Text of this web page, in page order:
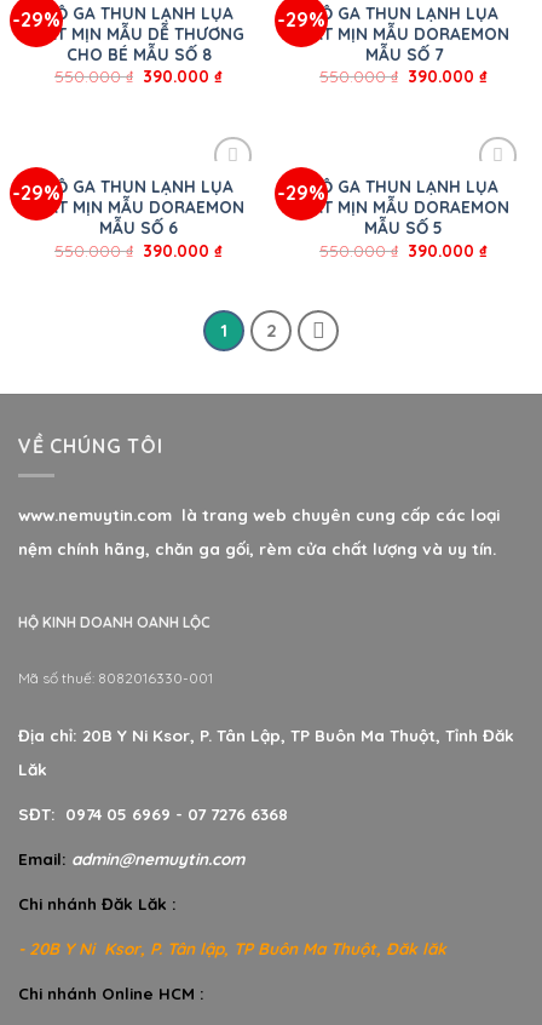
-29%BỘ GA THUN LẠNH LỤA
MÁT MỊN MẪU DỄ THƯƠNG
CHO BÉ MẪU SỐ 8
550.000₫ 390.000₫
-29%BỘ GA THUN LẠNH LỤA
MÁT MỊN MẪU DORAEMON
MẪU SỐ 7
550.000₫ 390.000₫
-29%BỘ GA THUN LẠNH LỤA
MÁT MỊN MẪU DORAEMON
MẪU SỐ 6
550.000₫ 390.000₫
-29%BỘ GA THUN LẠNH LỤA
MÁT MỊN MẪU DORAEMON
MẪU SỐ 5
550.000₫ 390.000₫
1 2
VỀ CHÚNG TÔI
www.nemuytin.com là trang web chuyên cung cấp các loại
nệm chính hãng, chăn ga gối, rèm cửa chất lượng và uy tín.
HỘ KINH DOANH OANH LỘC
Mã số thuế: 8082016330-001
Địa chỉ: 20B Y Ni Ksor, P. Tân Lập, TP Buôn Ma Thuột, Tỉnh Đăk
Lăk
SĐT: 0974 05 6969 - 07 7276 6368
Email: admin@nemuytin.com
Chi nhánh Đăk Lăk :
- 20B Y Ni Ksor, P. Tân lập, TP Buôn Ma Thuột, Đăk lăk
Chi nhánh Online HCM :